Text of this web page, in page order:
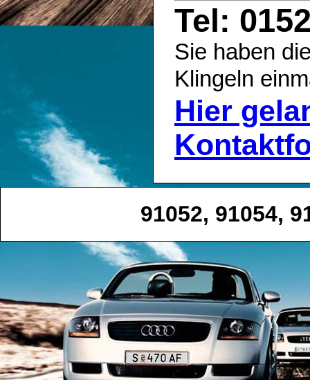
Tel:
Sie haben
Klingeln
Hier
91052, 91054,